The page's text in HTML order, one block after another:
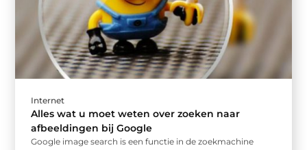
Internet
Alles wat u moet weten over zoeken naar
afbeeldingen bij Google
Google image search is een functie in de zoekmachine